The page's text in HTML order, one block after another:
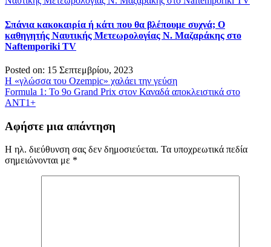
Σπάνια κακοκαιρία ή κάτι που θα βλέπουμε συχνά; Ο
καθηγητής Ναυτικής Μετεωρολογίας Ν. Μαζαράκης στο
Naftemporiki TV
Posted on: 15 Σεπτεμβρίου, 2023
Πλοήγηση
άρθρων
H «γλώσσα του Ozempic» χαλάει την γεύση
Formula 1: Το 9o Grand Prix στον Καναδά αποκλειστικά στο
ΑΝΤ1+
Αφήστε μια απάντηση
Η ηλ. διεύθυνση σας δεν δημοσιεύεται. Τα υποχρεωτικά πεδία
σημειώνονται με *